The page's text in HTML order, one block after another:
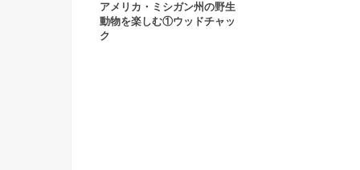
アメリカ・ミシガン州の野生
動物を楽しむ①ウッドチャッ
ク